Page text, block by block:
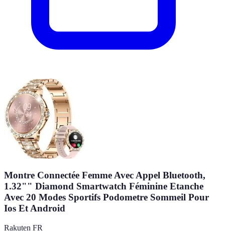
Montre Connectée Femme Avec Appel Bluetooth,
1.32"" Diamond Smartwatch Féminine Etanche
Avec 20 Modes Sportifs Podometre Sommeil Pour
Ios Et Android
Rakuten FR